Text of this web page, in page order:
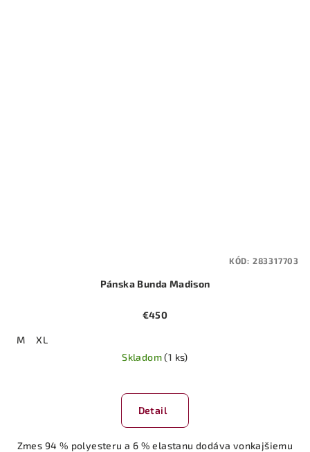
Pánska Bunda Madison
€450
M
XL
Skladom(1 ks)
Detail
Zmes 94 % polyesteru a 6 % elastanu dodáva vonkajšiemu
KÓD: 283317703